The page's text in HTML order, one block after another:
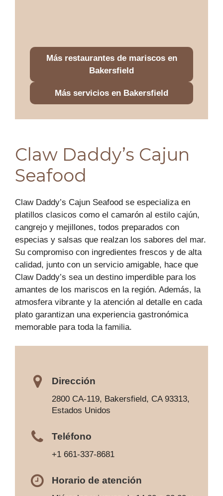
Más restaurantes de mariscos en
Bakersfield
Más servicios en Bakersfield
Claw Daddy’s Cajun
Seafood
Claw Daddy’s Cajun Seafood se especializa en
platillos clasicos como el camarón al estilo cajún,
cangrejo y mejillones, todos preparados con
especias y salsas que realzan los sabores del mar.
Su compromiso con ingredientes frescos y de alta
calidad, junto con un servicio amigable, hace que
Claw Daddy’s sea un destino imperdible para los
amantes de los mariscos en la región. Además, la
atmosfera vibrante y la atención al detalle en cada
plato garantizan una experiencia gastronómica
memorable para toda la familia.
Dirección
2800 CA-119, Bakersfield, CA 93313,
Estados Unidos
Teléfono
+1 661-337-8681
Horario de atención